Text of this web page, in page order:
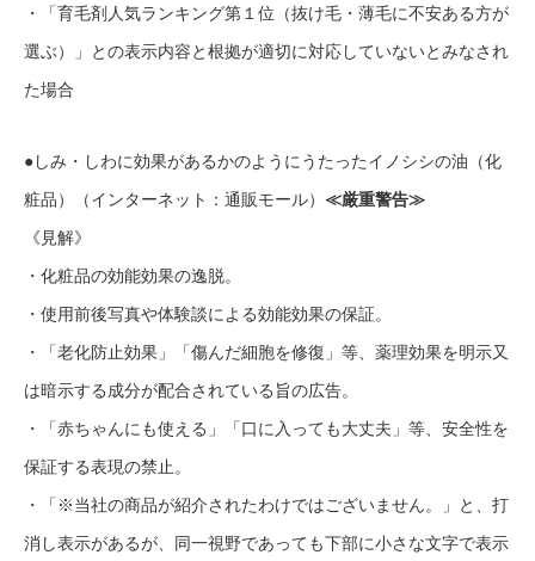
・「育毛剤人気ランキング第１位（抜け毛・薄毛に不安ある方が
選ぶ）」との表示内容と根拠が適切に対応していないとみなされ
た場合
●しみ・しわに効果があるかのようにうたったイノシシの油（化
粧品）（インターネット：通販モール） ≪厳重警告≫
《見解》
・化粧品の効能効果の逸脱。
・使用前後写真や体験談による効能効果の保証。
・「老化防止効果」「傷んだ細胞を修復」等、薬理効果を明示又
は暗示する成分が配合されている旨の広告。
・「赤ちゃんにも使える」「口に入っても大丈夫」等、安全性を
保証する表現の禁止。
・「※当社の商品が紹介されたわけではございません。」と、打
消し表示があるが、同一視野であっても下部に小さな文字で表示